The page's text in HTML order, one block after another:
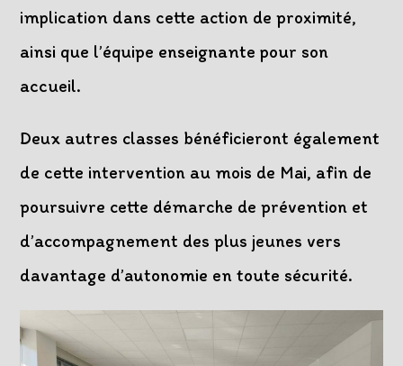
implication dans cette action de proximité,
ainsi que l’équipe enseignante pour son
accueil.
Deux autres classes bénéficieront également
de cette intervention au mois de Mai, afin de
poursuivre cette démarche de prévention et
d’accompagnement des plus jeunes vers
davantage d’autonomie en toute sécurité.